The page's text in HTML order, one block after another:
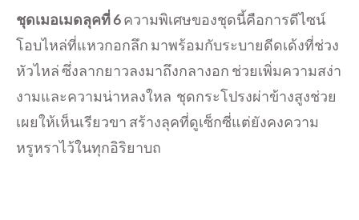
ชุดเมอเมดลุคที่6ความพิเศษของชุดนี้คือการดีไซน์
โอบไหล่ที่แหวกอกลึก มาพร้อมกับระบายดีดเด้งที่ช่วง
หัวไหล่ ซึ่งลากยาวลงมาถึงกลางอก ช่วยเพิ่มความสง่า
งามและความน่าหลงใหล ชุดกระโปรงผ่าข้างสูงช่วย
เผยให้เห็นเรียวขา สร้างลุคที่ดูเซ็กซี่แต่ยังคงความ
หรูหราไว้ในทุกอิริยาบถ